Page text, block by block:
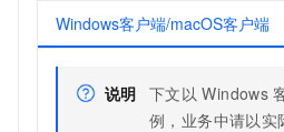
Windows客户端/macOS客户端
说明 下文以 Windows
例，业务中请以实